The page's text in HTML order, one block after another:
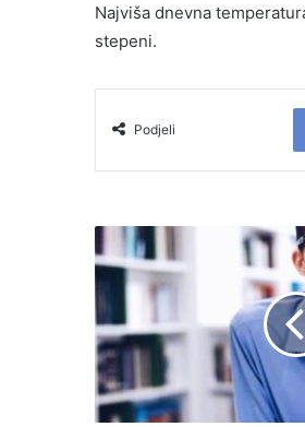
Najviša dnevna
stepeni.
Podjeli